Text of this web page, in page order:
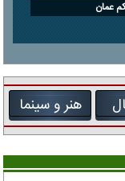
عمان
هنر و سینما